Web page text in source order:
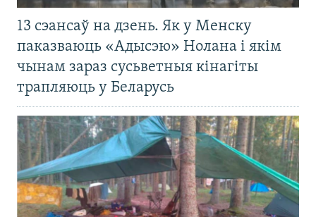
13 сэансаў на дзень. Як у Менску
паказваюць «Адысэю» Нолана і якім
чынам зараз сусьветныя кінагіты
трапляюць у Беларусь